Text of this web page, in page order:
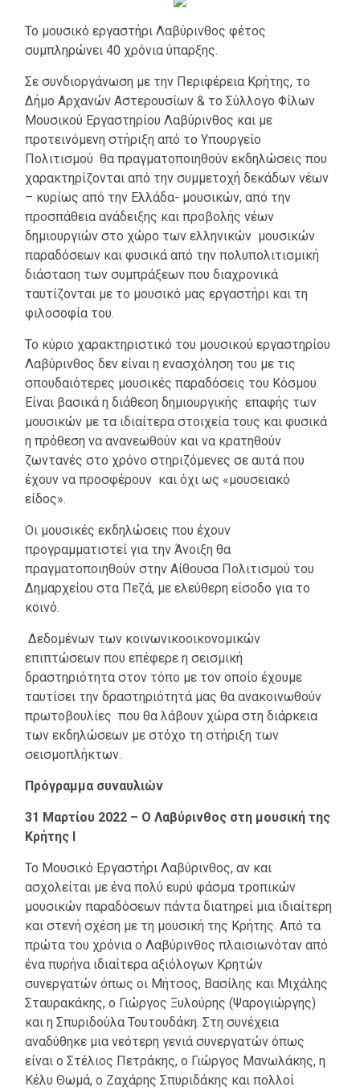
Το μουσικό εργαστήρι Λαβύρινθος φέτος
συμπληρώνει 40 χρόνια ύπαρξης.
Σε συνδιοργάνωση με την Περιφέρεια Κρήτης, το
Δήμο Αρχανών Αστερουσίων & το Σύλλογο Φίλων
Μουσικού Εργαστηρίου Λαβύρινθος και με
προτεινόμενη στήριξη από το Υπουργείο
Πολιτισμού θα πραγματοποιηθούν εκδηλώσεις που
χαρακτηρίζονται από την συμμετοχή δεκάδων νέων
– κυρίως από την Ελλάδα- μουσικών, από την
προσπάθεια ανάδειξης και προβολής νέων
δημιουργιών στο χώρο των ελληνικών μουσικών
παραδόσεων και φυσικά από την πολυπολιτισμική
διάσταση των συμπράξεων που διαχρονικά
ταυτίζονται με το μουσικό μας εργαστήρι και τη
φιλοσοφία του.
Το κύριο χαρακτηριστικό του μουσικού εργαστηρίου
Λαβύρινθος δεν είναι η ενασχόληση του με τις
σπουδαιότερες μουσικές παραδόσεις του Κόσμου.
Είναι βασικά η διάθεση δημιουργικής επαφής των
μουσικών με τα ιδιαίτερα στοιχεία τους και φυσικά
η πρόθεση να ανανεωθούν και να κρατηθούν
ζωντανές στο χρόνο στηριζόμενες σε αυτά που
έχουν να προσφέρουν και όχι ως «μουσειακό
είδος».
Οι μουσικές εκδηλώσεις που έχουν
προγραμματιστεί για την Άνοιξη θα
πραγματοποιηθούν στην Αίθουσα Πολιτισμού του
Δημαρχείου στα Πεζά, με ελεύθερη είσοδο για το
κοινό.
Δεδομένων των κοινωνικοοικονομικών
επιπτώσεων που επέφερε η σεισμική
δραστηριότητα στον τόπο με τον οποίο έχουμε
ταυτίσει την δραστηριότητά μας θα ανακοινωθούν
πρωτοβουλίες που θα λάβουν χώρα στη διάρκεια
των εκδηλώσεων με στόχο τη στήριξη των
σεισμοπλήκτων.
Πρόγραμμα συναυλιών
31 Μαρτίου 2022 – Ο Λαβύρινθος στη μουσική της
Κρήτης Ι
Το Μουσικό Εργαστήρι Λαβύρινθος, αν και
ασχολείται με ένα πολύ ευρύ φάσμα τροπικών
μουσικών παραδόσεων πάντα διατηρεί μια ιδιαίτερη
και στενή σχέση με τη μουσική της Κρήτης. Από τα
πρώτα του χρόνια ο Λαβύρινθος πλαισιωνόταν από
ένα πυρήνα ιδιαίτερα αξιόλογων Κρητών
συνεργατών όπως οι Μήτσος, Βασίλης και Μιχάλης
Σταυρακάκης, ο Γιώργος Ξυλούρης (Ψαρογιώργης)
και η Σπυριδούλα Τουτουδάκη. Στη συνέχεια
αναδύθηκε μια νεότερη γενιά συνεργατών όπως
είναι ο Στέλιος Πετράκης, ο Γιώργος Μανωλάκης, η
Κέλυ Θωμά, ο Ζαχάρης Σπυριδάκης και πολλοί